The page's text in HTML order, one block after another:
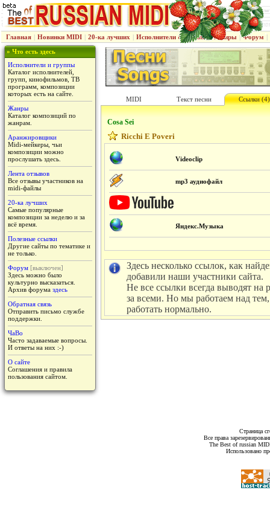
Главная | Новинки MIDI | 20-ка лучших | Исполнители & группы | Жанры | Форум |
» Что есть здесь
Исполнители и группы
Каталог исполнителей,
групп, кинофильмов, ТВ
программ, композиции
которых есть на сайте.
Жанры
Каталог композиций по
жанрам.
Аранжировщики
Midi-мейкеры, чьи
композиции можно
прослушать здесь.
Лента отзывов
Все отзывы участников на
midi-файлы
20-ка лучших
Самые популярные
композиции за неделю и за
всё время.
Полезные ссылки
Другие сайты по тематике и
не только.
Форум [выключен]
Здесь можно было
культурно высказаться.
Архив форума здесь
Обратная связь
Отправить письмо службе
поддержки.
ЧаВо
Часто задаваемые вопросы.
И ответы на них :-)
О сайте
Соглашения и правила
пользования сайтом.
MIDI Текст песни Ссылки (4)
Cosa Sei
Ricchi E Poveri
Videoclip
mp3 аудиофайл
Яндекс.Музыка
Здесь несколько ссылок, как
добавили наши участники сайта.
Не все ссылки всегда выводят
за всеми. Но мы работаем над тем,
работать нормально.
Страница
Все права
The Best of russian
Использовано